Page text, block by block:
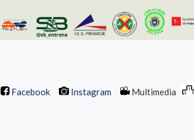
Facebook Instagram Multimedia